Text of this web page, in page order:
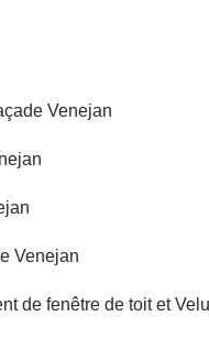
Venejan
Venejan
de fenêtre de toit et